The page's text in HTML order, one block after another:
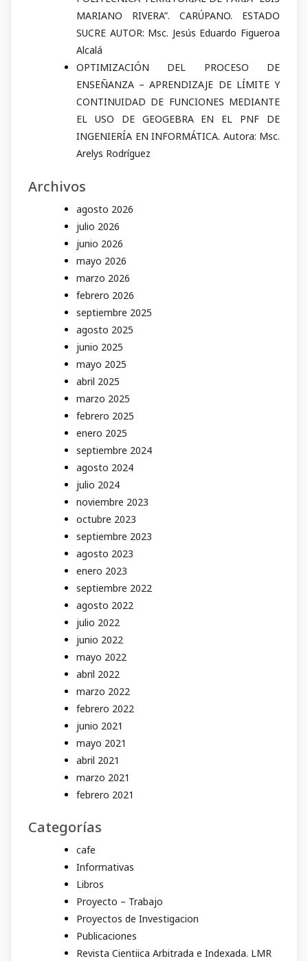
MARIANO RIVERA”. CARÚPANO. ESTADO
SUCRE AUTOR: Msc. Jesús Eduardo Figueroa
Alcalá
OPTIMIZACIÓN DEL PROCESO DE
ENSEÑANZA – APRENDIZAJE DE LÍMITE Y
CONTINUIDAD DE FUNCIONES MEDIANTE
EL USO DE GEOGEBRA EN EL PNF DE
INGENIERÍA EN INFORMÁTICA. Autora: Msc.
Arelys Rodríguez
Archivos
agosto 2026
julio 2026
junio 2026
mayo 2026
marzo 2026
febrero 2026
septiembre 2025
agosto 2025
junio 2025
mayo 2025
abril 2025
marzo 2025
febrero 2025
enero 2025
septiembre 2024
agosto 2024
julio 2024
noviembre 2023
octubre 2023
septiembre 2023
agosto 2023
enero 2023
septiembre 2022
agosto 2022
julio 2022
junio 2022
mayo 2022
abril 2022
marzo 2022
febrero 2022
junio 2021
mayo 2021
abril 2021
marzo 2021
febrero 2021
Categorías
cafe
Informativas
Libros
Proyecto – Trabajo
Proyectos de Investigacion
Publicaciones
Revista Cientiica Arbitrada e Indexada. LMR